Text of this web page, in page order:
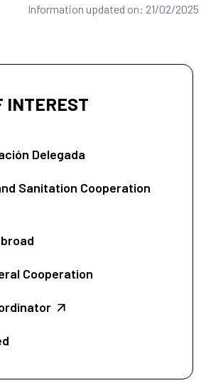
Information updated on: 21/02/2025
INTEREST
Delegada
Sanitation Cooperation
Cooperation